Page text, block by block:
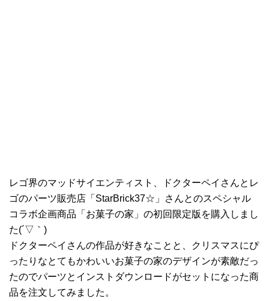
レゴ界のマッドサイエンティスト、ドクターペイさんとレ
ゴのパーツ販売店「StarBrick37☆」さんとのスペシャル
コラボ企画商品「お菓子の家」の初回限定版を購入しまし
た(´▽｀)
ドクターペイさんの作品が好きなことと、クリスマスにぴ
ったりなとてもかわいいお菓子の家のデザインが素敵だっ
たのでパーツとインストダウンロードがセットになった商
品を注文してみました。